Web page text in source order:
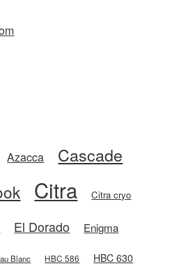
Azacca Cascade
Citra Citra cryo
El Dorado Enigma
Blanc HBC 586 HBC 630